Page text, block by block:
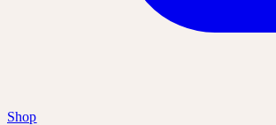
Shop